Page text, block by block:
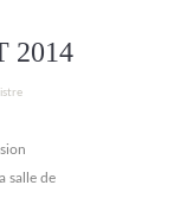
2014
salle de